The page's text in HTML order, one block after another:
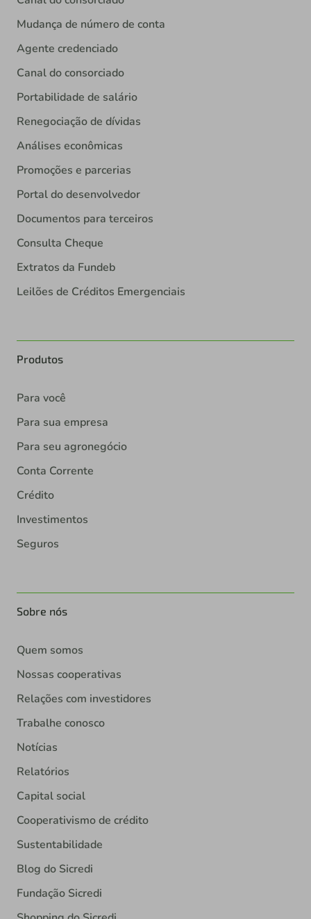
Mudança de número de conta
Agente credenciado
Canal do consorciado
Portabilidade de salário
Renegociação de dívidas
Análises econômicas
Promoções e parcerias
Portal do desenvolvedor
Documentos para terceiros
Consulta Cheque
Extratos da Fundeb
Leilões de Créditos Emergenciais
Produtos
Para você
Para sua empresa
Para seu agronegócio
Conta Corrente
Crédito
Investimentos
Seguros
Sobre nós
Quem somos
Nossas cooperativas
Relações com investidores
Trabalhe conosco
Notícias
Relatórios
Capital social
Cooperativismo de crédito
Sustentabilidade
Blog do Sicredi
Fundação Sicredi